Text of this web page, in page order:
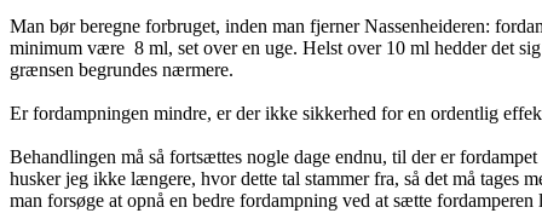
Man bør beregne forbruget, inden man fjerner Nassenheideren:
minimum være 8 ml, set over en uge. Helst over 10 ml hedder det
grænsen begrundes nærmere.
Er fordampningen mindre, er der ikke sikkerhed for en ordentlig
Behandlingen må så fortsættes nogle dage endnu, til der er
husker jeg ikke længere, hvor dette tal stammer fra, så det må tages
man forsøge at opnå en bedre fordampning ved at sætte